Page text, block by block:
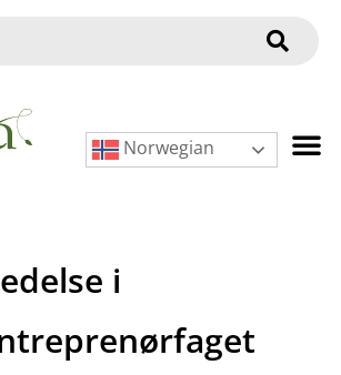
Norwegian
i